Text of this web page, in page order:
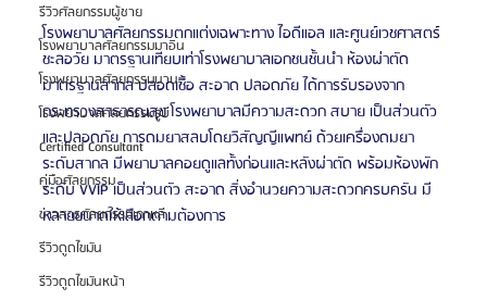
รีวิวศัลยกรรมผู้ชาย
โรงพยาบาลศัลยกรรมมาอิน
โรงพยาบาลศัลยกรรมนานะ
โรงพยาบาลศัลยกรรมรูบี
Certified Consultant
คู่มือศัลยกรรม
ข่าวสารศัลยกรรมเกาหลี
รีวิวดูดไขมัน
รีวิวดูดไขมันหน้า
โรงพยาบาลศัลยกรรมตกแต่งเฉพาะทาง ไอดีแอล และศูนย์เวชศาสตร์
ชะลอวัย มาตรฐานเทียบเท่าโรงพยาบาลเอกชนชั้นนำ ห้องผ่าตัด
มาตรฐานสากล ปลอดเชื้อ สะอาด ปลอดภัย ได้การรับรองจาก
กระทรวงสาธารณสุข โรงพยาบาลมีความสะดวก สบาย เป็นส่วนตัว
และปลอดภัย การดมยาสลบโดยวิสัญญีแพทย์ ด้วยเครื่องดมยา
ระดับสากล มีพยาบาลคอยดูแลทั้งก่อนและหลังผ่าตัด พร้อมห้องพัก
ระดับ VVIP เป็นส่วนตัว สะอาด สิ่งอำนวยความสะดวกครบครัน มี
หลายขนาดให้เลือกตามต้องการ